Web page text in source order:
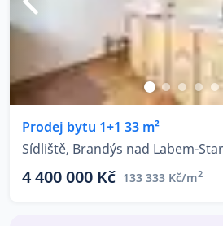
Okamžitý výkup
Přehled realitních makléřů
Co říkají naši zákazníci
Blog
O nás
Prodej bytu 1+1 33 m²
4 400 000 Kč 133 333 Kč/m2